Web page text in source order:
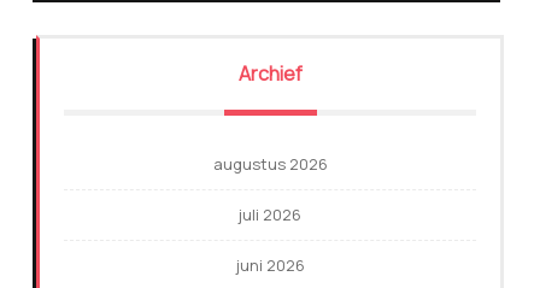
Archief
augustus 2026
juli 2026
juni 2026